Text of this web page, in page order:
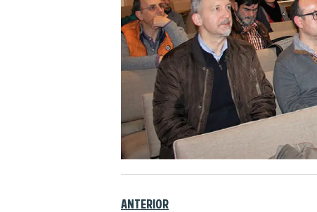
ANTERIOR